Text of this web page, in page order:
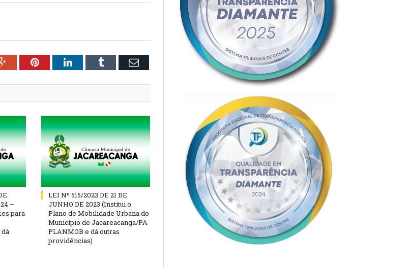
Google+PinterestLinkedInTumblr Email
–
para
LEI Nº 515/2023 DE 21 DE
JUNHO DE 2023 (Institui o
Plano de Mobilidade Urbana do
Município de Jacareacanga/PA
PLANMOB e dá outras
providências)